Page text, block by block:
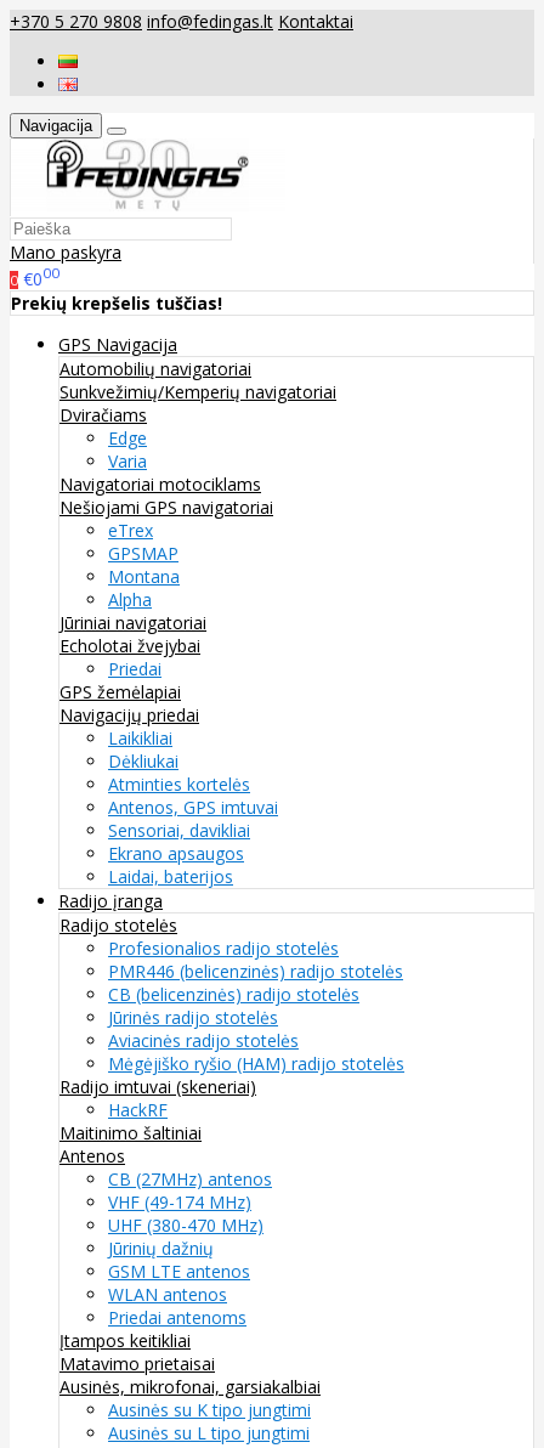
+370 5 270 9808 info@fedingas.lt Kontaktai
Navigacija
Mano paskyra
0 €000
Prekių krepšelis tuščias!
GPS Navigacija
Automobilių navigatoriai
Sunkvežimių/Kemperių navigatoriai
Dviračiams
Edge
Varia
Navigatoriai motociklams
Nešiojami GPS navigatoriai
eTrex
GPSMAP
Montana
Alpha
Jūriniai navigatoriai
Echolotai žvejybai
Priedai
GPS žemėlapiai
Navigacijų priedai
Laikikliai
Dėkliukai
Atminties kortelės
Antenos, GPS imtuvai
Sensoriai, davikliai
Ekrano apsaugos
Laidai, baterijos
Radijo įranga
Radijo stotelės
Profesionalios radijo stotelės
PMR446 (belicenzinės) radijo stotelės
CB (belicenzinės) radijo stotelės
Jūrinės radijo stotelės
Aviacinės radijo stotelės
Mėgėjiško ryšio (HAM) radijo stotelės
Radijo imtuvai (skeneriai)
HackRF
Maitinimo šaltiniai
Antenos
CB (27MHz) antenos
VHF (49-174 MHz)
UHF (380-470 MHz)
Jūrinių dažnių
GSM LTE antenos
WLAN antenos
Priedai antenoms
Įtampos keitikliai
Matavimo prietaisai
Ausinės, mikrofonai, garsiakalbiai
Ausinės su K tipo jungtimi
Ausinės su L tipo jungtimi